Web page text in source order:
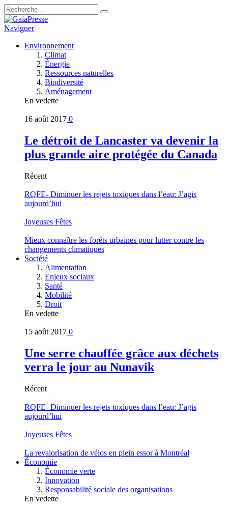
Naviguer
Environnement
Climat
Énergie
Ressources naturelles
Biodiversité
Aménagement
En vedette
16 août 2017 0
Le détroit de Lancaster va devenir la
plus grande aire protégée du Canada
Récent
RQFE- Diminuer les rejets toxiques dans l’eau: J’agis
aujourd’hui
Joyeuses Fêtes
Mieux connaître les forêts urbaines pour lutter contre les
changements climatiques
Société
Alimentation
Enjeux sociaux
Santé
Mobilité
Droit
En vedette
15 août 2017 0
Une serre chauffée grâce aux déchets
verra le jour au Nunavik
Récent
RQFE- Diminuer les rejets toxiques dans l’eau: J’agis
aujourd’hui
Joyeuses Fêtes
La revalorisation de vélos en plein essor à Montréal
Économie
Économie verte
Innovation
Responsabilité sociale des organisations
En vedette